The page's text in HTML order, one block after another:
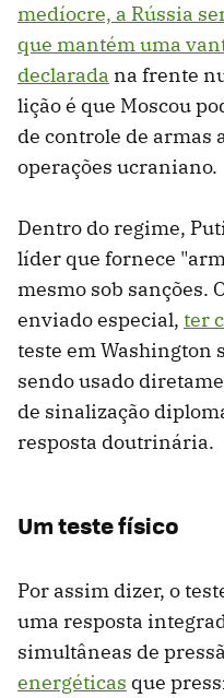
medíocre, a Rússia
que mantém uma
declarada na frente
lição é que Moscou
de controle de armas
operações ucraniano.
Dentro do regime,
líder que fornece
mesmo sob sanções.
enviado especial, ter
teste em Washington
sendo usado
de sinalização
resposta doutrinária.
Um teste físico
Por assim dizer, o
uma resposta
simultâneas de
energéticas que